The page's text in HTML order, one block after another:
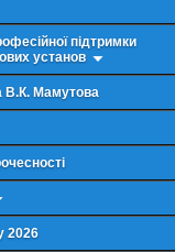
підтримки
установ
В.К. Мамутова
2026